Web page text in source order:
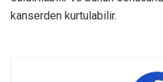
kanserden kurtulabilir.